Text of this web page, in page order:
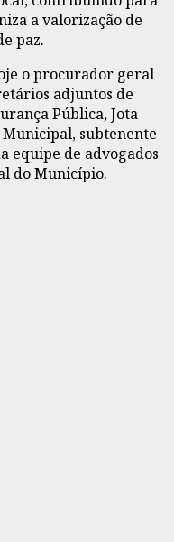
a valorização de
paz.
o procurador geral
adjuntos de
Pública, Jota
subtenente
equipe de advogados
do Município.